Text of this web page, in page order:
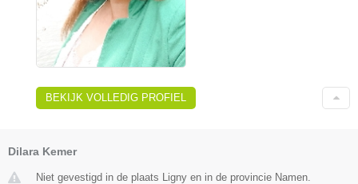
BEKIJK VOLLEDIG PROFIEL
Dilara Kemer
Niet gevestigd in de plaats Ligny en in de provincie Namen.